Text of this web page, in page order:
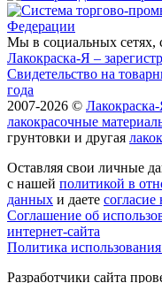
Мы в социальных сетях,
Лакокраска-Я –
Свидетельство на
года
2007-2026 ©
лакокрасочные
грунтовки и другая
Оставляя свои личные
с нашей политикой в
данных и даете
Соглашение об
интернет-сайта
Политика
Разработчики сайта